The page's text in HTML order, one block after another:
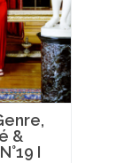
&
I